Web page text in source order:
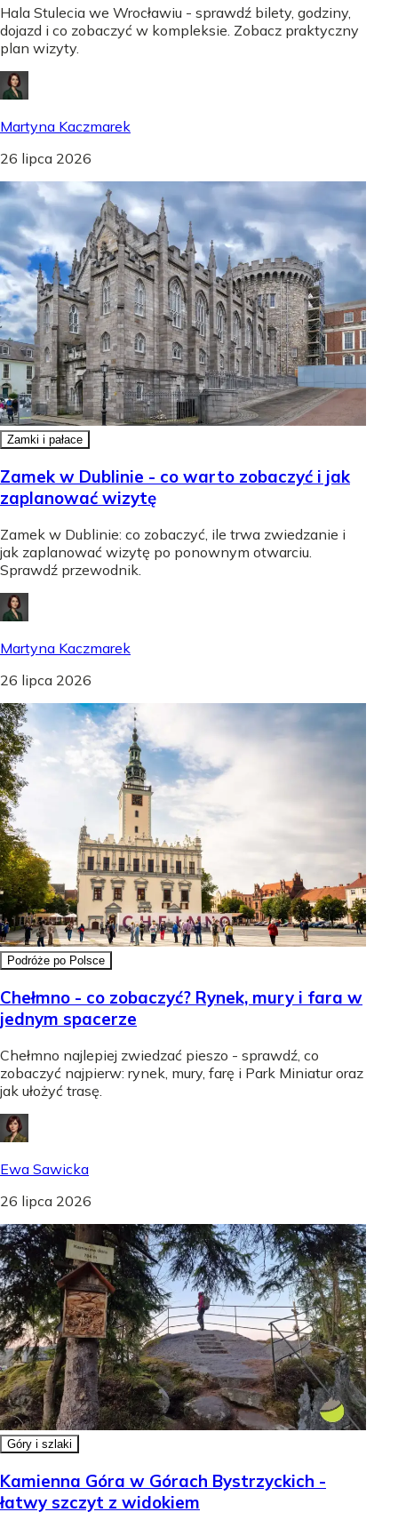
Hala Stulecia we Wrocławiu - sprawdź bilety, godziny,
dojazd i co zobaczyć w kompleksie. Zobacz praktyczny
plan wizyty.
Martyna Kaczmarek
26 lipca 2026
Zamki i pałace
Zamek w Dublinie - co warto zobaczyć i jak
zaplanować wizytę
Zamek w Dublinie: co zobaczyć, ile trwa zwiedzanie i
jak zaplanować wizytę po ponownym otwarciu.
Sprawdź przewodnik.
Martyna Kaczmarek
26 lipca 2026
Podróże po Polsce
Chełmno - co zobaczyć? Rynek, mury i fara w
jednym spacerze
Chełmno najlepiej zwiedzać pieszo - sprawdź, co
zobaczyć najpierw: rynek, mury, farę i Park Miniatur oraz
jak ułożyć trasę.
Ewa Sawicka
26 lipca 2026
Góry i szlaki
Kamienna Góra w Górach Bystrzyckich -
łatwy szczyt z widokiem